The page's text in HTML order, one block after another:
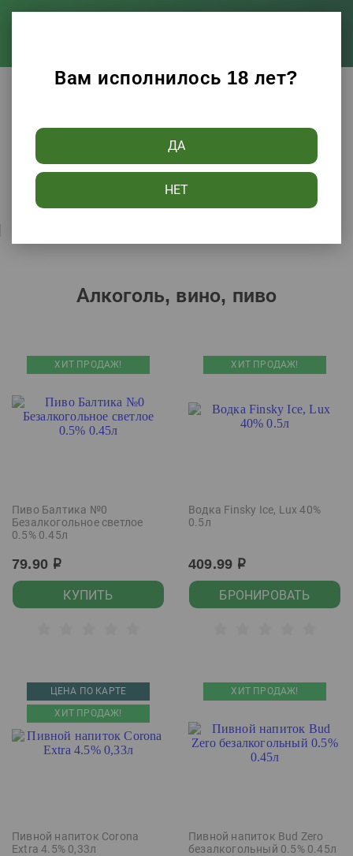
Вам исполнилось 18 лет?
ДА
НЕТ
Сортировать по:
Алкоголь, вино, пиво
ХИТ ПРОДАЖ!
Пиво Балтика №0
Безалкогольное светлое
0.5% 0.45л
79.90 р
КУПИТЬ
ХИТ ПРОДАЖ!
Водка Finsky Ice, Lux 40%
0.5л
409.99 р
БРОНИРОВАТЬ
ЦЕНА ПО КАРТЕ
ХИТ ПРОДАЖ!
Пивной напиток Corona
Extra 4.5% 0,33л
ХИТ ПРОДАЖ!
Пивной напиток Bud Zero
безалкогольный 0.5% 0.45л